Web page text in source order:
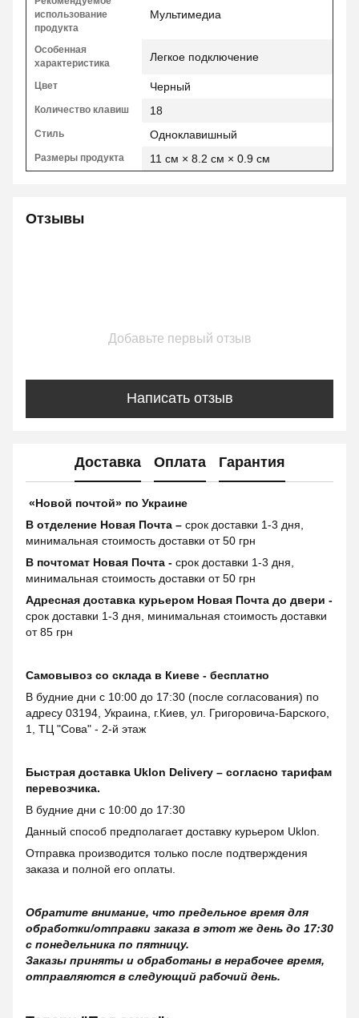
использование
продукта
Мультимедиа
Особенная
характеристика
Легкое подключение
Цвет Черный
Количество клавиш 18
Стиль Одноклавишный
Размеры продукта 11 см × 8.2 см × 0.9 см
Отзывы
Добавьте первый отзыв
Написать отзыв
Доставка Оплата Гарантия
«Новой почтой» по Украине
В отделение Новая Почта – срок доставки 1-3 дня,
минимальная стоимость доставки от 50 грн
В почтомат Новая Почта - срок доставки 1-3 дня,
минимальная стоимость доставки от 50 грн
Адресная доставка курьером Новая Почта до двери -
срок доставки 1-3 дня, минимальная стоимость доставки
от 85 грн
Самовывоз со склада в Киеве - бесплатно
В будние дни с 10:00 до 17:30 (после согласования) по
адресу 03194, Украина, г.Киев, ул. Григоровича-Барского,
1, ТЦ "Сова" - 2-й этаж
Быстрая доставка Uklon Delivery – согласно тарифам
перевозчика.
В будние дни с 10:00 до 17:30
Данный способ предполагает доставку курьером Uklon.
Отправка производится только после подтверждения
заказа и полной его оплаты.
Обратите внимание, что предельное время для
обработки/отправки заказа в этот же день до 17:30
с понедельника по пятницу.
Заказы приняты и обработаны в нерабочее время,
отправляются в следующий рабочий день.